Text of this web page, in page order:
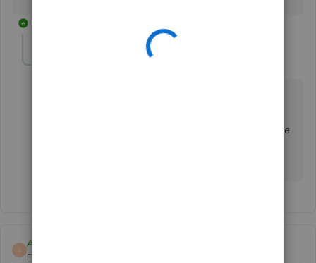
enregistré sur mon portable et je l’ai envoyé. Merci de
A
Arfang Construction
Forum|Forum|1 year ago